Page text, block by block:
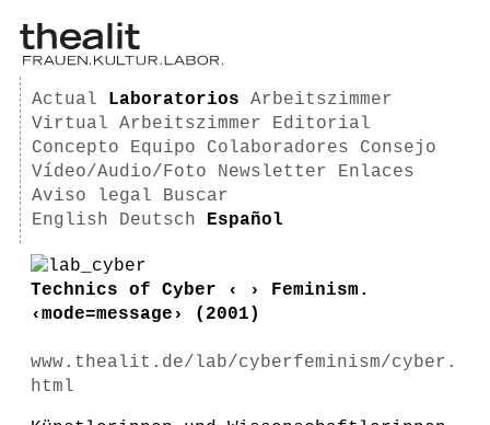
Actual Laboratorios
Arbeitszimmer
Virtual Arbeitszimmer
Editorial
Concepto
Equipo Colaboradores
Consejo
Vídeo/Audio/Foto
Newsletter
Enlaces
Aviso legal
Buscar
English
Deutsch Español
Technics of Cyber ‹ › Feminism.
‹mode=message› (2001)
www.thealit.de/lab/cyberfeminism/cyber.
html